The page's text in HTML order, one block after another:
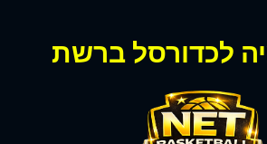
לכדורסל ברשת